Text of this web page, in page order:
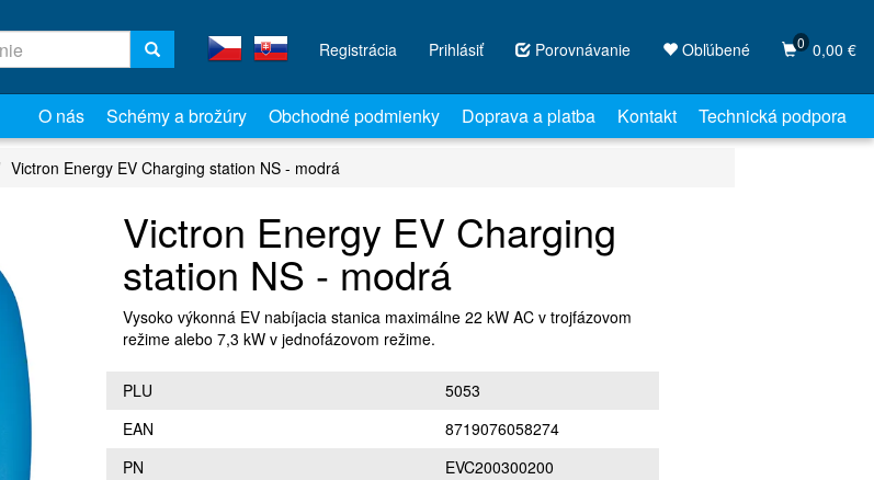
Porovnávanie Obľúbené 0 0,00 €
Registrácia Prihlásiť
O nás Schémy a brožúry Obchodné podmienky Doprava a platba Kontakt Technická podpora
Victron Energy EV Charging station NS - modrá
Victron Energy EV Charging
station NS - modrá
Vysoko výkonná EV nabíjacia stanica maximálne 22 kW AC v trojfázovom
režime alebo 7,3 kW v jednofázovom režime.
PLU
5053
EAN
8719076058274
PN
EVC200300200